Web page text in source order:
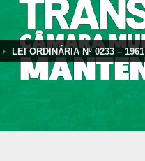
LEI ORDINÁRIA Nº 0233 – 1961